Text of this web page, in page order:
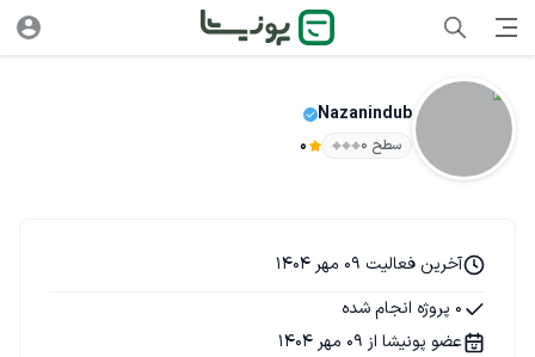
Nazanindub
سطح ۰ 0
آخرین فعالیت 09 مهر 1404
0 پروژه انجام شده
عضو پونیشا از 09 مهر 1404